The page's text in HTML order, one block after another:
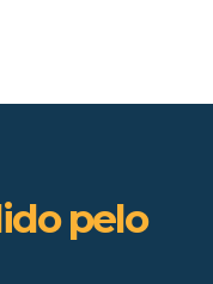
pelo